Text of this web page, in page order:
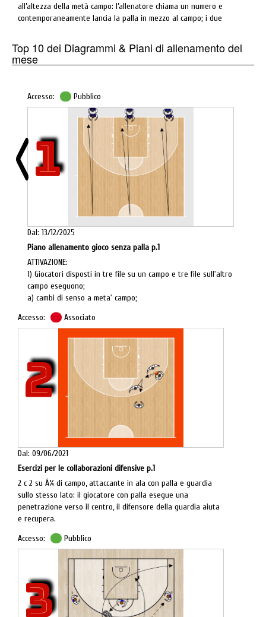
all’altezza della metà campo: l’allenatore chiama un numero e
contemporaneamente lancia la palla in mezzo al campo; i due
Varianti: giocatori girati di spalle, giocatori seduti a gambe
Top 10 dei Diagrammi & Piani di allenamento del
mese
1
Accesso: Pubblico
Dal: 13/12/2025
Piano allenamento gioco senza palla p.1
ATTIVAZIONE:
1) Giocatori disposti in tre file su un campo e tre file sull'altro
campo eseguono;
a) cambi di senso a meta' campo;
c) cambio di senso e velocita' alla linea di TL e secondo
2
Accesso: Associato
Dal: 09/06/2021
Esercizi per le collaborazioni difensive p.1
2 c 2 su Â¼ di campo, attaccante in ala con palla e guardia
sullo stesso lato: il giocatore con palla esegue una
penetrazione verso il centro, il difensore della guardia aiuta
e recupera.
3
Accesso: Pubblico